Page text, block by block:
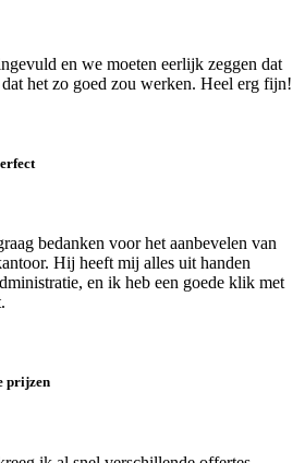
en we moeten eerlijk zeggen dat
het zo goed zou werken. Heel erg fijn!
bedanken voor het aanbevelen van
Hij heeft mij alles uit handen
en ik heb een goede klik met
prijzen